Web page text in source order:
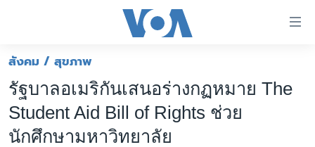
ต่อ
ข้าม
ไป
เนื้อหา
หลัก
โลก
เอเชีย
สังคม / สุขภาพ
รัฐบาลอเมริกันเสนอร่างกฏหมาย The
Student Aid Bill of Rights ช่วย
นักศึกษามหาวิทยาลัย